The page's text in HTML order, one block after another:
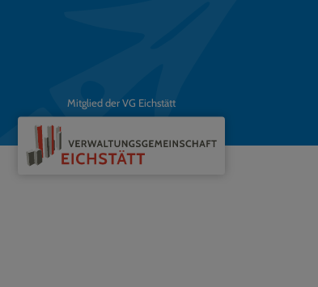
Mitglied der VG Eichstätt